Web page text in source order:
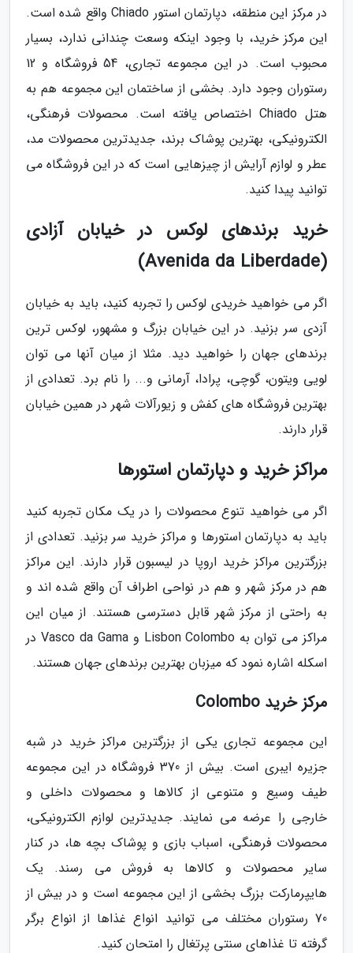
در مرکز این منطقه، دپارتمان استور Chiado واقع شده است.
این مرکز خرید، با وجود اینکه وسعت چندانی ندارد، بسیار
محبوب است. در این مجموعه تجاری، 54 فروشگاه و 12
رستوران وجود دارد. بخشی از ساختمان این مجموعه هم به
هتل Chiado اختصاص یافته است. محصولات فرهنگی،
الکترونیکی، بهترین پوشاک برند، جدیدترین محصولات مد،
عطر و لوازم آرایش از چیزهایی است که در این فروشگاه می
توانید پیدا کنید.
خرید برندهای لوکس در خیابان آزادی
(Avenida da Liberdade)
اگر می خواهید خریدی لوکس را تجربه کنید، باید به خیابان
آزدی سر بزنید. در این خیابان بزرگ و مشهور، لوکس ترین
برندهای جهان را خواهید دید. مثلا از میان آنها می توان
لویی ویتون، گوچی، پرادا، آرمانی و... را نام برد. تعدادی از
بهترین فروشگاه های کفش و زیورآلات شهر در همین خیابان
قرار دارند.
مراکز خرید و دپارتمان استورها
اگر می خواهید تنوع محصولات را در یک مکان تجربه کنید
باید به دپارتمان استورها و مراکز خرید سر بزنید. تعدادی از
بزرگترین مراکز خرید اروپا در لیسبون قرار دارند. این مراکز
هم در مرکز شهر و هم در نواحی اطراف آن واقع شده اند و
به راحتی از مرکز شهر قابل دسترسی هستند. از میان این
مراکز می توان به Lisbon Colombo و Vasco da Gama در
اسکله اشاره نمود که میزبان بهترین برندهای جهان هستند.
مرکز خرید Colombo
این مجموعه تجاری یکی از بزرگترین مراکز خرید در شبه
جزیره ایبری است. بیش از 370 فروشگاه در این مجموعه
طیف وسیع و متنوعی از کالاها و محصولات داخلی و
خارجی را عرضه می نمایند. جدیدترین لوازم الکترونیکی،
محصولات فرهنگی، اسباب بازی و پوشاک بچه ها، در کنار
سایر محصولات و کالاها به فروش می رسند. یک
هایپرمارکت بزرگ بخشی از این مجموعه است و در بیش از
70 رستوران مختلف می توانید انواع غذاها از انواع برگر
گرفته تا غذاهای سنتی پرتغال را امتحان کنید.